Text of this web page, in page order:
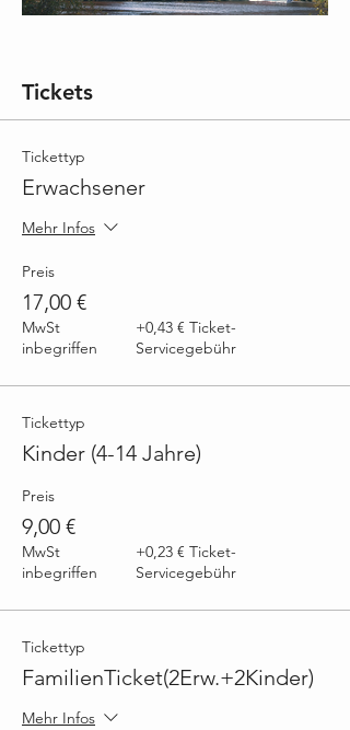
Tickets
Tickettyp
Erwachsener
Mehr Infos
Preis
17,00 €
MwSt
inbegriffen
+0,43 € Ticket-
Servicegebühr
Tickettyp
Kinder (4-14 Jahre)
Preis
9,00 €
MwSt
inbegriffen
+0,23 € Ticket-
Servicegebühr
Tickettyp
FamilienTicket(2Erw.+2Kinder)
Mehr Infos